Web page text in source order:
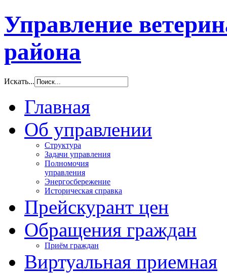
Управление
района
Искать...
Главная
Об управлении
Структура
Задачи управления
Полномочия
управления
Энергосбережение
Историческая справка
Прейскурант цен
Обращения граждан
Приём граждан
Виртуальная приемная